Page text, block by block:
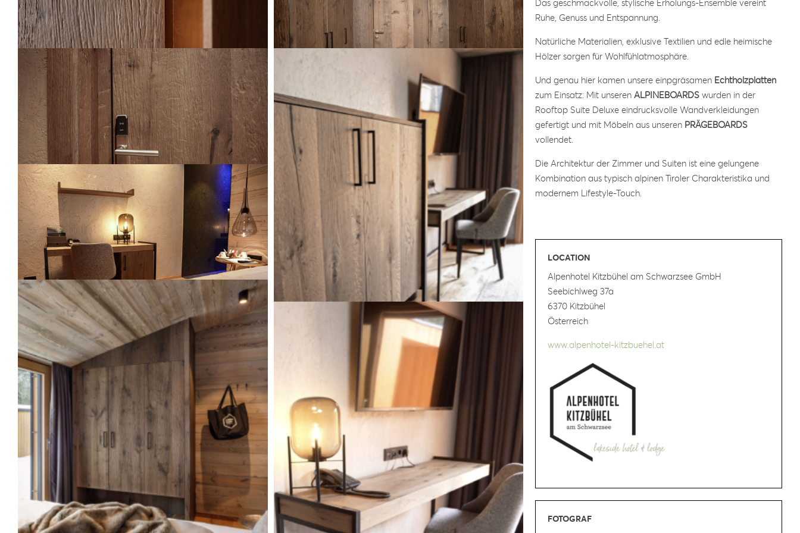
Das geschmackvolle, stylische Erholungs-Ensemble vereint
Ruhe, Genuss und Entspannung.
Natürliche Materialien, exklusive Textilien und edle heimische
Hölzer sorgen für Wohlfühlatmosphäre.
Und genau hier kamen unsere einpgräsamen Echtholzplatten
zum Einsatz: Mit unserenALPINEBOARDS wurden in der
Rooftop Suite Deluxe eindrucksvolle Wandverkleidungen
gefertigt und mit Möbeln aus unseren PRÄGEBOARDS
vollendet.
Die Architektur der Zimmer und Suiten ist eine gelungene
Kombination aus typisch alpinen Tiroler Charakteristika und
modernem Lifestyle-Touch.
LOCATION
Alpenhotel Kitzbühel am Schwarzsee GmbH
Seebichlweg 37a
6370 Kitzbühel
Österreich
www.alpenhotel-kitzbuehel.at
FOTOGRAF